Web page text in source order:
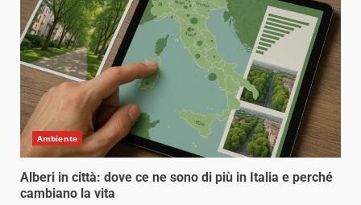
Ambiente
Alberi in città: dove ce ne sono di più in Italia e perché
cambiano la vita